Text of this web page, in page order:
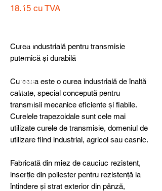
18.15 cu TVA
Curea industrială pentru transmisie
puternică și durabilă
Cureaua este o curea industrială de înaltă
calitate, special concepută pentru
transmisii mecanice eficiente și fiabile.
Curelele trapezoidale sunt cele mai
utilizate curele de transmisie, domeniul de
utilizare fiind industrial, agricol sau casnic.
Fabricată din miez de cauciuc rezistent,
inserție din poliester pentru rezistență la
întindere și strat exterior din pânză,
s,
cts or
ltancy
here
to
help